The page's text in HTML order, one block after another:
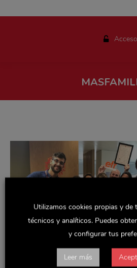
Utilizamos cookies propias y de
técnicos y analíticos. Puedes
y configurar tus
Leer más